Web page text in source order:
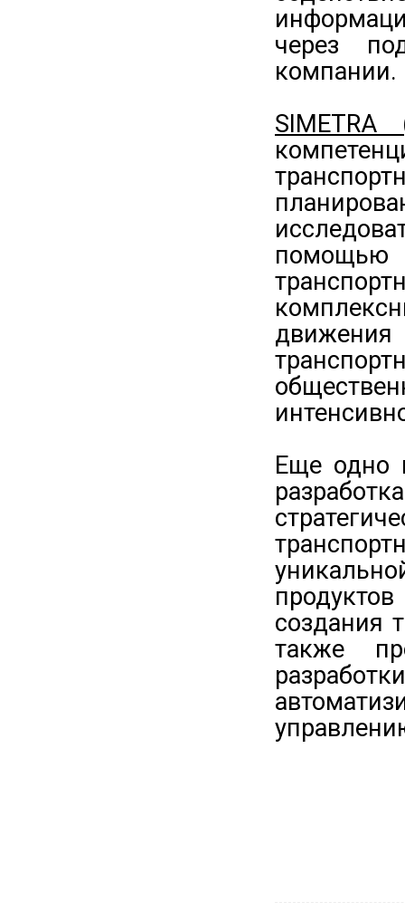
через
компании.
помощью
Еще одно
создания
также